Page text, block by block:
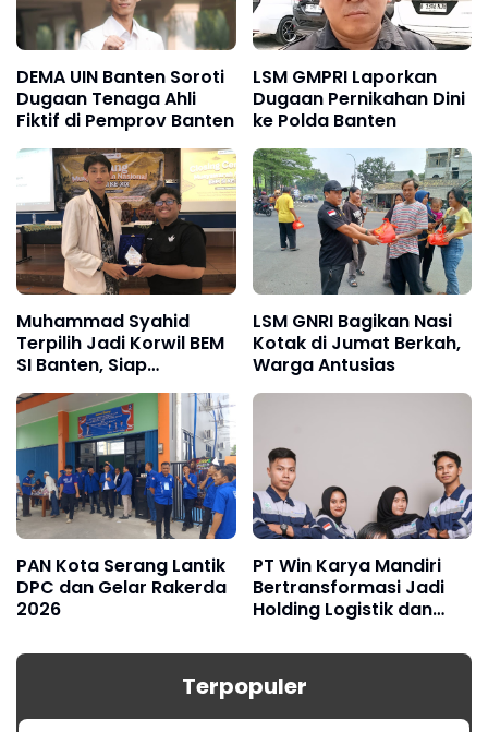
DEMA UIN Banten Soroti
Dugaan Tenaga Ahli
Fiktif di Pemprov Banten
LSM GMPRI Laporkan
Dugaan Pernikahan Dini
ke Polda Banten
Muhammad Syahid
Terpilih Jadi Korwil BEM
SI Banten, Siap
Konsolidasikan Gerakan
Mahasiswa
LSM GNRI Bagikan Nasi
Kotak di Jumat Berkah,
Warga Antusias
PAN Kota Serang Lantik
DPC dan Gelar Rakerda
2026
PT Win Karya Mandiri
Bertransformasi Jadi
Holding Logistik dan
Terpopuler